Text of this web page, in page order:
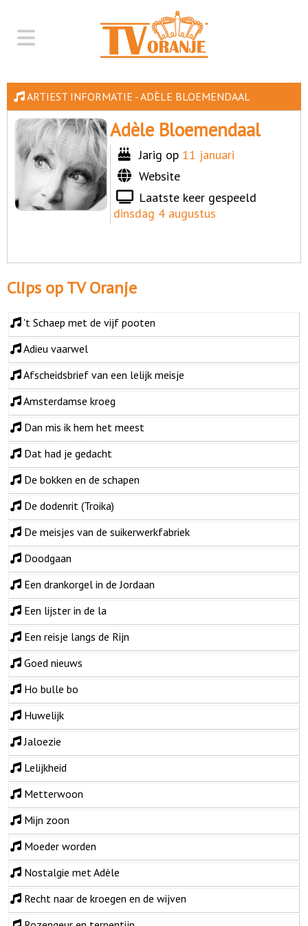
ARTIEST INFORMATIE - ADÈLE BLOEMENDAAL
Adèle Bloemendaal
Jarig op 11 januari
Website
Laatste keer gespeeld
dinsdag 4 augustus
Clips op TV Oranje
't Schaep met de vijf pooten
Adieu vaarwel
Afscheidsbrief van een lelijk meisje
Amsterdamse kroeg
Dan mis ik hem het meest
Dat had je gedacht
De bokken en de schapen
De dodenrit (Troika)
De meisjes van de suikerwerkfabriek
Doodgaan
Een drankorgel in de Jordaan
Een lijster in de la
Een reisje langs de Rijn
Goed nieuws
Ho bulle bo
Huwelijk
Jaloezie
Lelijkheid
Metterwoon
Mijn zoon
Moeder worden
Nostalgie met Adèle
Recht naar de kroegen en de wijven